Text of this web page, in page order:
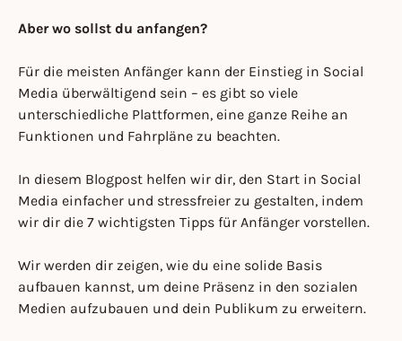
Aber wo sollst du anfangen?
Für die meisten Anfänger kann der Einstieg in Social
Media überwältigend sein – es gibt so viele
unterschiedliche Plattformen, eine ganze Reihe an
Funktionen und Fahrpläne zu beachten.
In diesem Blogpost helfen wir dir, den Start in Social
Media einfacher und stressfreier zu gestalten, indem
wir dir die 7 wichtigsten Tipps für Anfänger vorstellen.
Wir werden dir zeigen, wie du eine solide Basis
aufbauen kannst, um deine Präsenz in den sozialen
Medien aufzubauen und dein Publikum zu erweitern.